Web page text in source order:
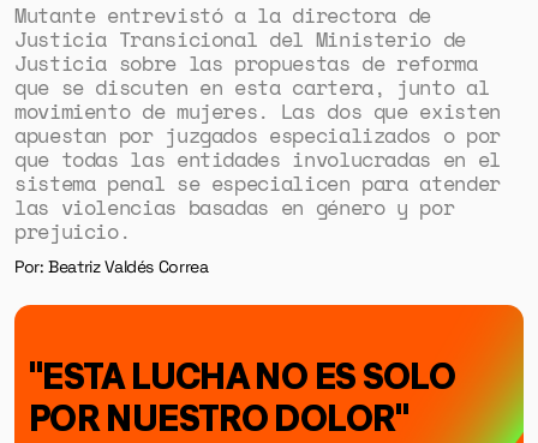
Mutante entrevistó a la directora de
Justicia Transicional del Ministerio de
Justicia sobre las propuestas de reforma
que se discuten en esta cartera, junto al
movimiento de mujeres. Las dos que existen
apuestan por juzgados especializados o por
que todas las entidades involucradas en el
sistema penal se especialicen para atender
las violencias basadas en género y por
prejuicio.
Por: Beatriz Valdés Correa
"ESTA LUCHA NO ES SOLO
POR NUESTRO DOLOR"